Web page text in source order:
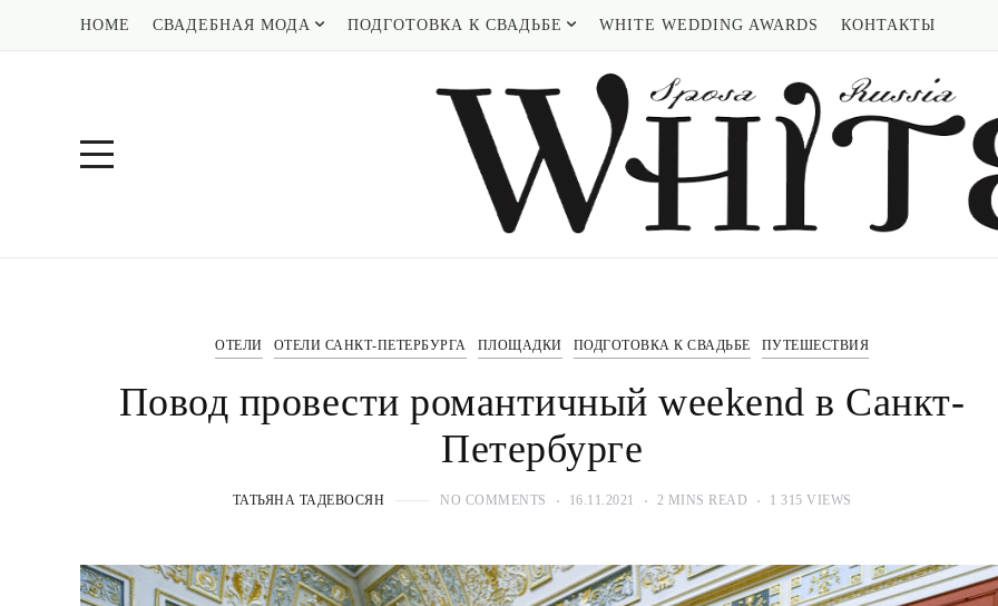
HOME СВАДЕБНАЯ МОДА ПОДГОТОВКА К СВАДЬБЕ WHITE WEDDING AWARDS КОНТАКТЫ
ОТЕЛИ ОТЕЛИ САНКТ-ПЕТЕРБУРГА ПЛОЩАДКИ ПОДГОТОВКА К СВАДЬБЕ ПУТЕШЕСТВИЯ
Повод провести романтичный weekend в Санкт-
Петербурге
ТАТЬЯНА ТАДЕВОСЯН NO COMMENTS 16.11.2021 2 MINS READ 1 315 VIEWS